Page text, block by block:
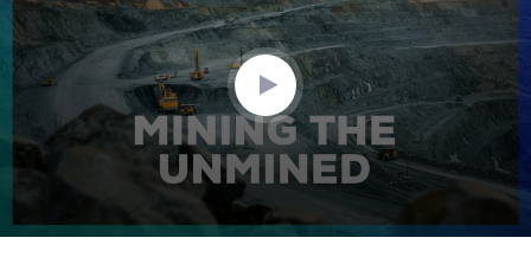
minutes,
seconds